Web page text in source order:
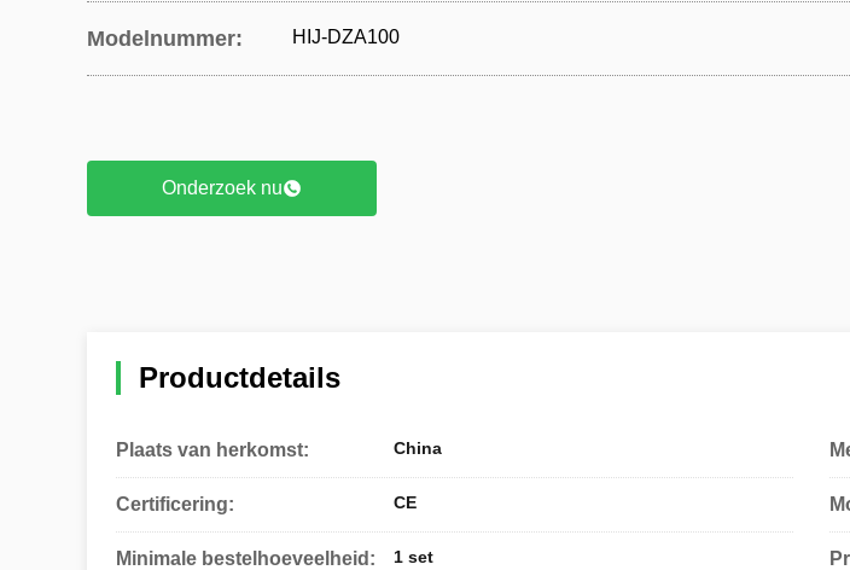
Modelnummer: HIJ-DZA100
Onderzoek nu
Productdetails
Plaats van herkomst: China
Certificering: CE
Minimale bestelhoeveelheid: 1 set